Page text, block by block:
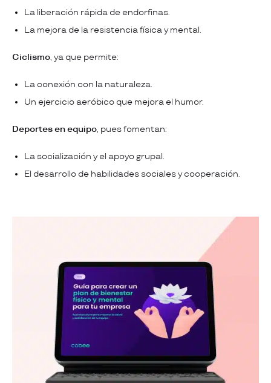
La liberación rápida de endorfinas.
La mejora de la resistencia física y mental.
Ciclismo, ya que permite:
La conexión con la naturaleza.
Un ejercicio aeróbico que mejora el humor.
Deportes en equipo, pues fomentan:
La socialización y el apoyo grupal.
El desarrollo de habilidades sociales y cooperación.